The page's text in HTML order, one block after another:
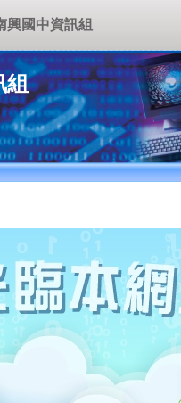
組
興國中資訊組